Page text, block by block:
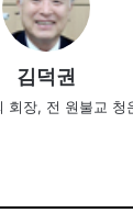
김덕권
회장, 전 원불교 청